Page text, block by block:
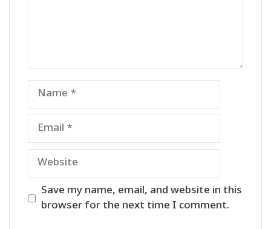
Name
Email
Website
Save my name, email, and website in this
browser for the next time I comment.